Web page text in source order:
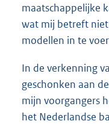
maatschappelijke
wat mij betreft
modellen in te
In de verkenning
geschonken aan
mijn voorgangers
het Nederlandse